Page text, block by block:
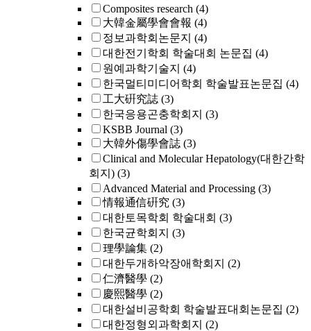
Composites research (4)
大韓金屬學會會報 (4)
정보과학회논문지 (4)
대한전기학회 학술대회 논문집 (4)
원예과학기술지 (4)
한국멀티미디어학회 학술발표논문집 (4)
工大硏究誌 (3)
한국응용곤충학회지 (3)
KSBB Journal (3)
大韓外傷學會誌 (3)
Clinical and Molecular Hepatology(대한간학
회지) (3)
Advanced Material and Processing (3)
情報通信硏究 (3)
대한토목학회 학술대회 (3)
한국균학회지 (3)
理學論集 (2)
대한두개하악장애학회지 (2)
仁濟醫學 (2)
慶熙醫學 (2)
대한설비공학회 학술발표대회논문집 (2)
대한정형외과학회지 (2)